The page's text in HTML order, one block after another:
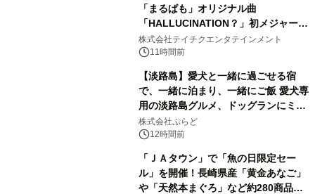
「まるぱも」オリジナル曲
「HALLUCINATION？」初メジャー配
信リリース決定！
株式会社テイチクエンタテインメント
11時間前
【淡路島】愛犬と一緒に過ごせる宿
で、一緒に泊まり、一緒にご飯 愛犬専
用の淡路島グルメ、ドッグランにミニ
プール グランピングとトレーラーハウ
スの2施設で
株式会社ぷらど
12時間前
「ＪＡタウン」で「魚の日限定セー
ル」を開催！長崎県産「黄金あなご」
や「天然本まぐろ」など約280商品を